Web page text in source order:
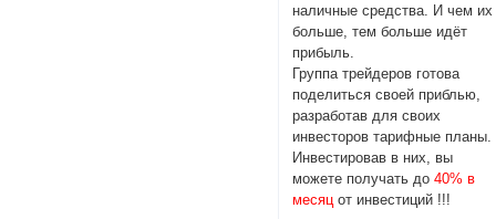
наличные средства. И чем их
больше, тем больше идёт
прибыль.
Группа трейдеров готова
поделиться своей приблью,
разработав для своих
инвесторов тарифные планы.
Инвестировав в них, вы
можете получать до40% в
месяц от инвестиций !!!